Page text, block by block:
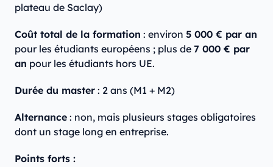
plateau de Saclay)
Coût total de la formation : environ 5 000 € par an
pour les étudiants européens ; plus de 7 000 € par
an pour les étudiants hors UE.
Durée du master : 2 ans (M1 + M2)
Alternance : non, mais plusieurs stages obligatoires
dont un stage long en entreprise.
Points forts :